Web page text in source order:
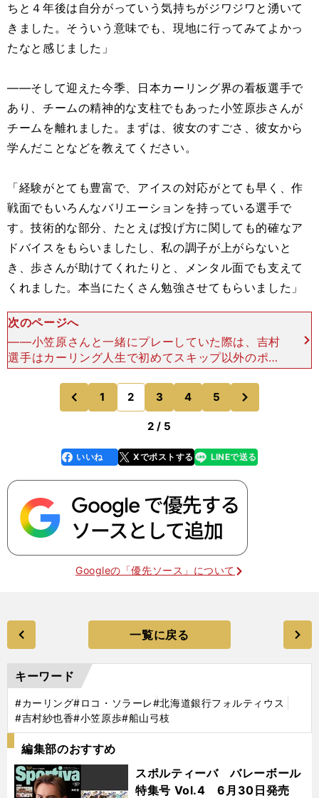
ちと４年後は自分がっていう気持ちがジワジワと湧いて
きました。そういう意味でも、現地に行ってみてよかっ
たなと感じました」
――そして迎えた今季、日本カーリング界の看板選手で
あり、チームの精神的な支柱でもあった小笠原歩さんが
チームを離れました。まずは、彼女のすごさ、彼女から
学んだことなどを教えてください。
「経験がとても豊富で、アイスの対応がとても早く、作
戦面でもいろんなバリエーションを持っている選手で
す。技術的な部分、たとえば投げ方に関しても的確なア
ドバイスをもらいましたし、私の調子が上がらないと
き、歩さんが助けてくれたりと、メンタル面でも支えて
くれました。本当にたくさん勉強させてもらいました」
次のページへ
――小笠原さんと一緒にプレーしていた際は、吉村
選手はカーリング人生で初めてスキップ以外のポジ
ションをこなしていました。「主にセカンド、サー
ドでプレーしていましたが、ポジションごとに仕事
があって、その積
前
のページへ
1 2 3 4 5
のページへ
2 / 5
faceboo
k
いいね Xでポストする
line LINEで送る
Googleの「優先ソース」について
一覧に戻る
キーワード
#カーリング#ロコ・ソラーレ#北海道銀行フォルティウス
#吉村紗也香#小笠原歩#船山弓枝
編集部のおすすめ
スポルティーバ バレーボール
特集号 Vol.4 6月30日発売